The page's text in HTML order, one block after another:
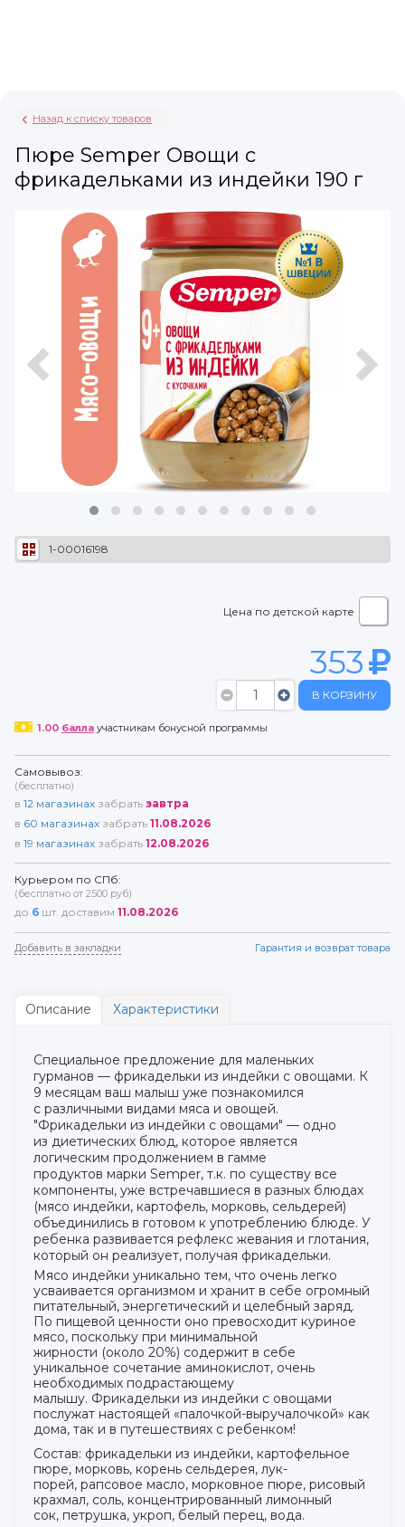
Назад к списку товаров
Пюре Semper Овощи с
фрикадельками из индейки 190 г
1-00016198
Цена по детской карте
353
В КОРЗИНУ
1.00 баллаучастникам бонусной программы
Самовывоз:
(бесплатно)
в 12 магазинах забрать завтра
в 60 магазинах забрать 11.08.2026
в 19 магазинах забрать 12.08.2026
Курьером по СПб:
(бесплатно от 2500 руб)
до 6 шт. доставим 11.08.2026
Добавить в закладки Гарантия и возврат товара
Описание Характеристики
Специальное предложение для маленьких
гурманов — фрикадельки из индейки с овощами. К
9 месяцам ваш малыш уже познакомился
с различными видами мяса и овощей.
"Фрикадельки из индейки с овощами" — одно
из диетических блюд, которое является
логическим продолжением в гамме
продуктов марки Semper, т.к. по существу все
компоненты, уже встречавшиеся в разных блюдах
(мясо индейки, картофель, морковь, сельдерей)
объединились в готовом к употреблению блюде. У
ребенка развивается рефлекс жевания и глотания,
который он реализует, получая фрикадельки.
Мясо индейки уникально тем, что очень легко
усваивается организмом и хранит в себе огромный
питательный, энергетический и целебный заряд.
По пищевой ценности оно превосходит куриное
мясо, поскольку при минимальной
жирности (около 20%) содержит в себе
уникальное сочетание аминокислот, очень
необходимых подрастающему
малышу. Фрикадельки из индейки с овощами
послужат настоящей «палочкой-выручалочкой» как
дома, так и в путешествиях с ребенком!
Состав: фрикадельки из индейки, картофельное
пюре, морковь, корень сельдерея, лук-
порей, рапсовое масло, морковное пюре, рисовый
крахмал, соль, концентрированный лимонный
сок, петрушка, укроп, белый перец, вода.